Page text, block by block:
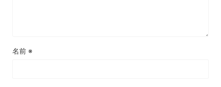
名前 ※